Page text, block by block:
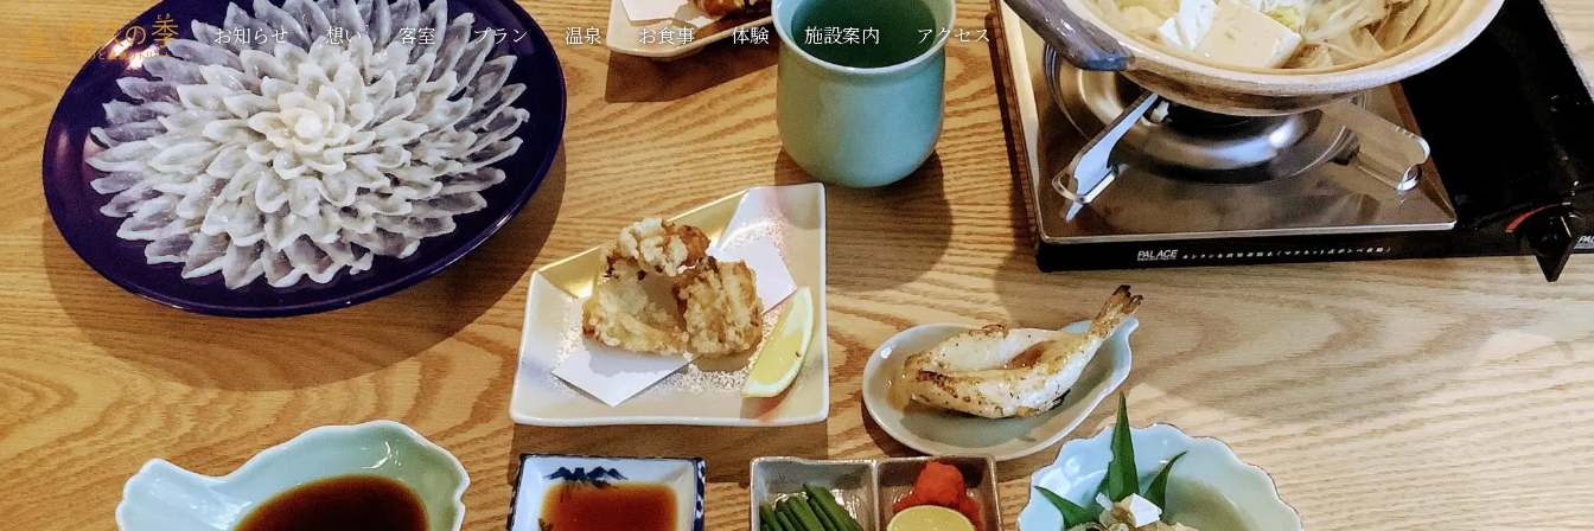
お知らせ 想い 客室 プラン 温泉 お食事 体験 施設案内 アクセス